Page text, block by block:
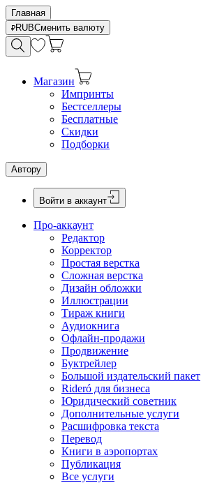
Главная
RUBСменить валюту
Магазин
Импринты
Бестселлеры
Бесплатные
Скидки
Подборки
Автору
Войти в аккаунт
Про-аккаунт
Редактор
Корректор
Простая верстка
Сложная верстка
Дизайн обложки
Иллюстрации
Тираж книги
Аудиокнига
Офлайн-продажи
Продвижение
Буктрейлер
Большой издательский пакет
Rideró для бизнеса
Юридический советник
Дополнительные услуги
Расшифровка текста
Перевод
Книги в аэропортах
Публикация
Все услуги